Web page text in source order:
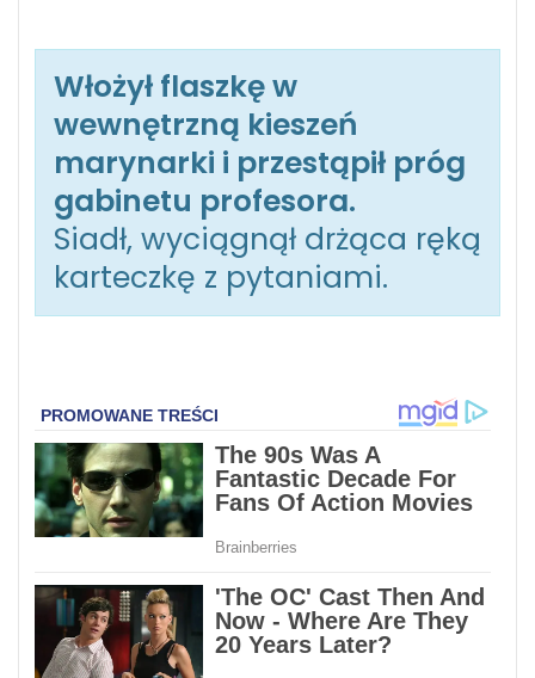
Włożył flaszkę w
wewnętrzną kieszeń
marynarki i przestąpił próg
gabinetu profesora.
Siadł, wyciągnął drżąca ręką
karteczkę z pytaniami.